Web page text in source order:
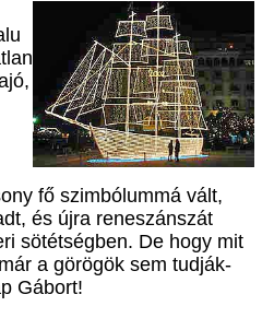
fő szimbólummá vált,
és újra reneszánszát
sötétségben. De hogy mit
a görögök sem tudják-
Gábort!